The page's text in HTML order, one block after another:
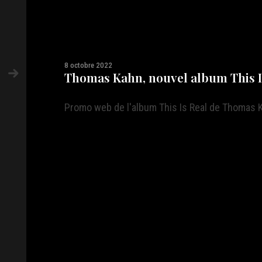
8 octobre 2022
Thomas Kahn, nouvel album This
Promo web de l'album This Is Real de Thomas